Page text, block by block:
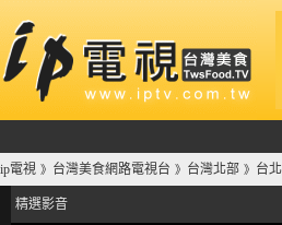
ip電視 》 台灣美食網路電視台 》 台灣北部 》 台
精選影音